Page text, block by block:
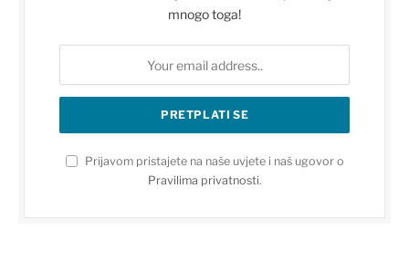
mnogo toga!
Prijavom pristajete na naše uvjete i naš ugovor o
Pravilima privatnosti.